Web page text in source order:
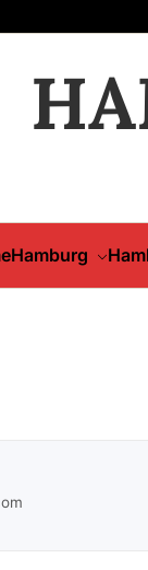
Hamburg